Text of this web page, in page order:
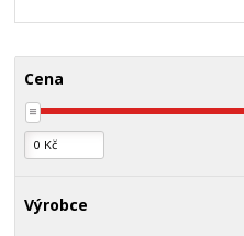
Cena
Výrobce